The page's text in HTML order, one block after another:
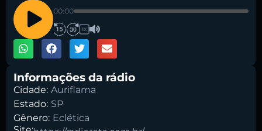
Buscar rádio
00:00
1X
Informações da rádio
Cidade: Auriflama
Estado: SP
Gênero: Eclética